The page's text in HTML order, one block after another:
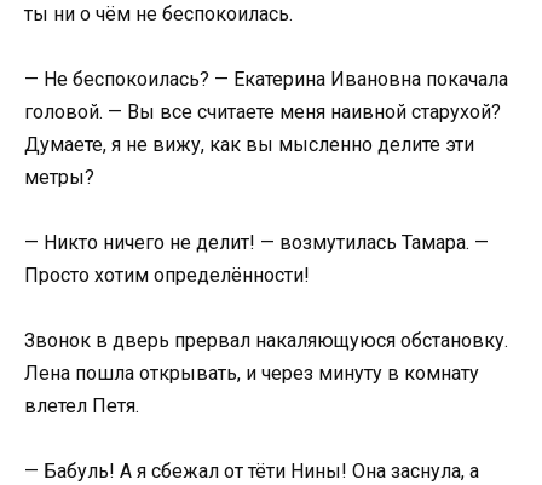
ты ни о чём не беспокоилась.
— Не беспокоилась? — Екатерина Ивановна покачала
головой. — Вы все считаете меня наивной старухой?
Думаете, я не вижу, как вы мысленно делите эти
метры?
— Никто ничего не делит! — возмутилась Тамара. —
Просто хотим определённости!
Звонок в дверь прервал накаляющуюся обстановку.
Лена пошла открывать, и через минуту в комнату
влетел Петя.
— Бабуль! А я сбежал от тёти Нины! Она заснула, а